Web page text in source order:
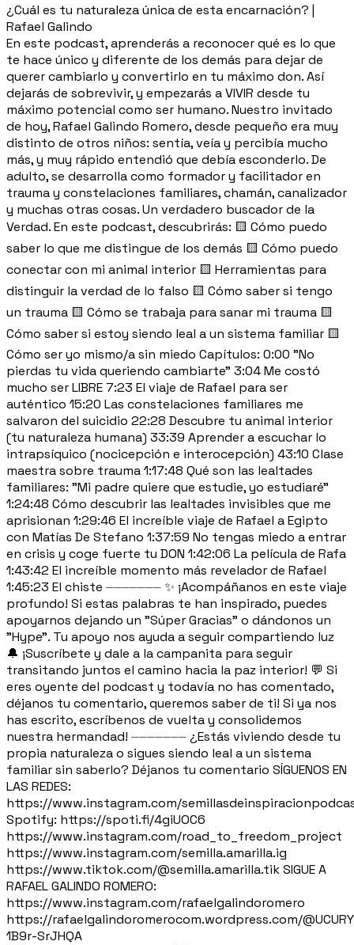
¿Cuál es tu naturaleza única de esta encarnación? |
Rafael Galindo
En este podcast, aprenderás a reconocer qué es lo que
te hace único y diferente de los demás para dejar de
querer cambiarlo y convertirlo en tu máximo don. Así
dejarás de sobrevivir, y empezarás a VIVIR desde tu
máximo potencial como ser humano. Nuestro invitado
de hoy, Rafael Galindo Romero, desde pequeño era muy
distinto de otros niños: sentía, veía y percibía mucho
más, y muy rápido entendió que debía esconderlo. De
adulto, se desarrolla como formador y facilitador en
trauma y constelaciones familiares, chamán, canalizador
y muchas otras cosas. Un verdadero buscador de la
Verdad. En este podcast, descubrirás: 🟨 Cómo puedo
saber lo que me distingue de los demás 🟨 Cómo puedo
conectar con mi animal interior 🟨 Herramientas para
distinguir la verdad de lo falso 🟨 Cómo saber si tengo
un trauma 🟨 Cómo se trabaja para sanar mi trauma 🟨
Cómo saber si estoy siendo leal a un sistema familiar 🟨
Cómo ser yo mismo/a sin miedo Capítulos: 0:00 "No
pierdas tu vida queriendo cambiarte" 3:04 Me costó
mucho ser LIBRE 7:23 El viaje de Rafael para ser
auténtico 15:20 Las constelaciones familiares me
salvaron del suicidio 22:28 Descubre tu animal interior
(tu naturaleza humana) 33:39 Aprender a escuchar lo
intrapsíquico (nocicepción e interocepción) 43:10 Clase
maestra sobre trauma 1:17:48 Qué son las lealtades
familiares: "Mi padre quiere que estudie, yo estudiaré"
1:24:48 Cómo descubrir las lealtades invisibles que me
aprisionan 1:29:46 El increíble viaje de Rafael a Egipto
con Matías De Stefano 1:37:59 No tengas miedo a entrar
en crisis y coge fuerte tu DON 1:42:06 La película de Rafa
1:43:42 El increíble momento más revelador de Rafael
1:45:23 El chiste ⏤⏤⏤⏤⏤⏤⏤ ✨ ¡Acompáñanos en este viaje
profundo! Si estas palabras te han inspirado, puedes
apoyarnos dejando un "Súper Gracias" o dándonos un
"Hype". Tu apoyo nos ayuda a seguir compartiendo luz
🔔 ¡Suscríbete y dale a la campanita para seguir
transitando juntos el camino hacia la paz interior! 💬 Si
eres oyente del podcast y todavía no has comentado,
déjanos tu comentario, queremos saber de ti! Si ya nos
has escrito, escríbenos de vuelta y consolidemos
nuestra hermandad! ⏤⏤⏤⏤⏤⏤⏤ ¿Estás viviendo desde tu
propia naturaleza o sigues siendo leal a un sistema
familiar sin saberlo? Déjanos tu comentario SÍGUENOS EN
LAS REDES:
https://www.instagram.com/
Spotify: https://spoti.fi/4giUOC6
https://www.instagram.com/road_to_freedom_project
https://www.instagram.com/semilla.amarilla.ig
https://www.tiktok.com/@semilla.amarilla.tik SIGUE A
RAFAEL GALINDO ROMERO:
https://www.instagram.com/rafaelgalindoromero
https://rafaelgalindoromerocom.wordpress.com/
1B9r-SrJHQA